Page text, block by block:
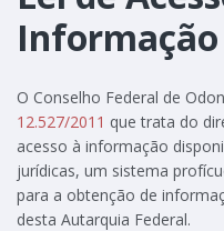
Informação
O Conselho Federal de
12.527/2011 que trata do
acesso à informação
jurídicas, um sistema
para a obtenção de
desta Autarquia Federal.